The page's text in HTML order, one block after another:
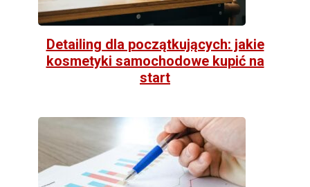
Detailing dla początkujących: jakie
kosmetyki samochodowe kupić na
start